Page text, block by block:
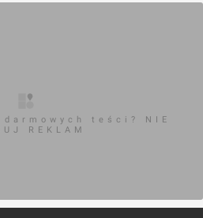
teści? NIE
REKLAM